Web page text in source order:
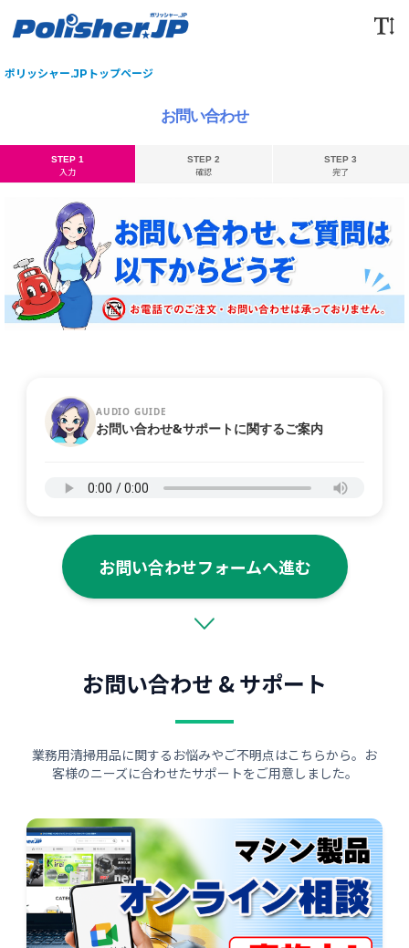
ポリッシャー.JPトップページ
お問い合わせ
STEP 1
入力
STEP 2
確認
STEP 3
完了
AUDIO GUIDE
お問い合わせ&サポートに関するご案内
お問い合わせフォームへ進む
お問い合わせ & サポート
業務用清掃用品に関するお悩みやご不明点はこちらから。お
客様のニーズに合わせたサポートをご用意しました。